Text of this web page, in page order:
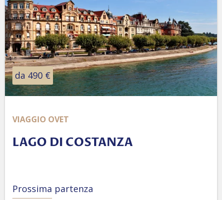
da 490 €
VIAGGIO OVET
LAGO DI COSTANZA
Prossima partenza